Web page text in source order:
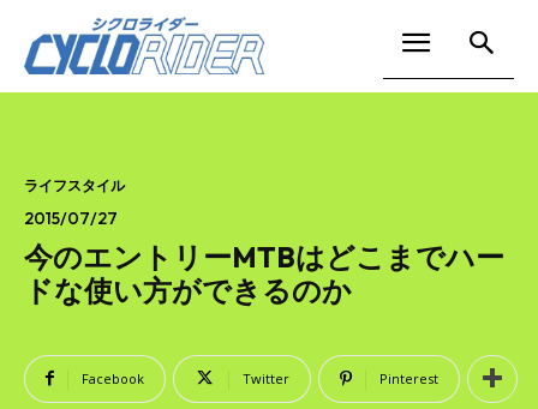
ライフスタイル
2015/07/27
今のエントリーMTBはどこまでハー
ドな使い方ができるのか
Facebook Twitter Pinterest